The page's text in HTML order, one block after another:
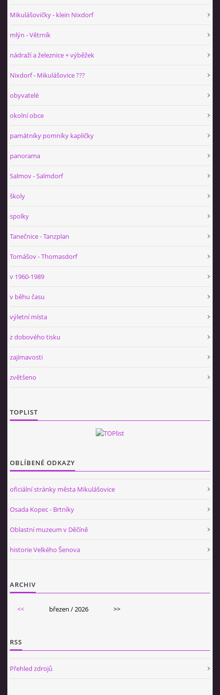
Mikulášovičky - klein Nixdorf
mlýn - Větrník
nádraží a železnice + výběžek
Nixdorf - Mikulášovice ???
obyvatelé
okolní obce
památníky pomníky kapličky
panorama
Salmov - Salmdorf
školy
spolky
Tanečnice - Tanzplan
Tomášov - Thomasdorf
v 1960-1989
v běhu času
výletní místa
z dobového tisku
zajímavosti
zvětšeno
TOPLIST
OBLÍBENÉ ODKAZY
oficiální stránky města Mikulášovice
Osada Kopec - Brtníky
Oblastní muzeum v Děčíně
historie Velkého Šenova
ARCHIV
<< březen / 2026 >>
RSS
Přehled zdrojů